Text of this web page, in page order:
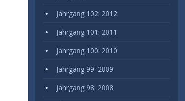
Jahrgang 102: 2012
Jahrgang 101: 2011
Jahrgang 100: 2010
Jahrgang 99: 2009
Jahrgang 98: 2008